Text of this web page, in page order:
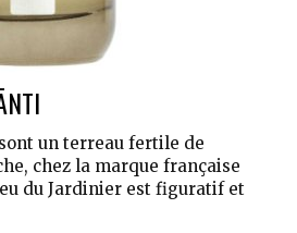
un terreau fertile de
chez la marque française
du Jardinier est figuratif et